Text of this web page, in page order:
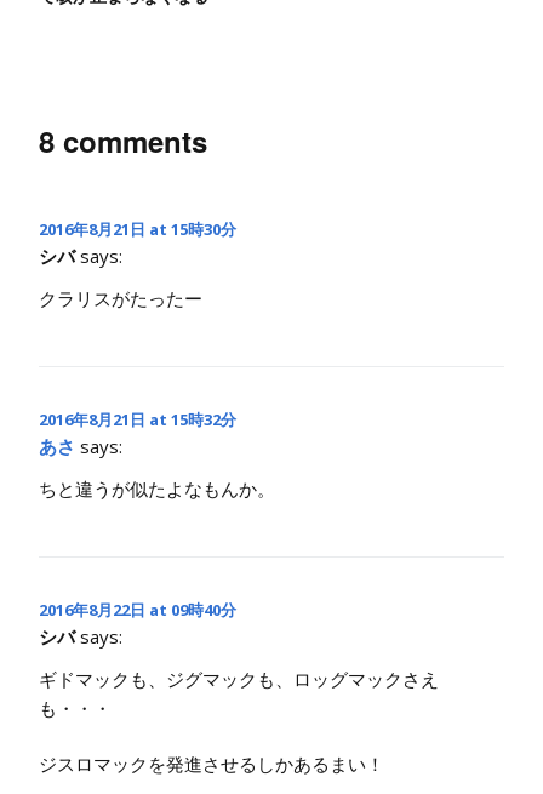
8 comments
2016年8月21日 at 15時30分
シバ says:
クラリスがたったー
2016年8月21日 at 15時32分
あさ says:
ちと違うが似たよなもんか。
2016年8月22日 at 09時40分
シバ says:
ギドマックも、ジグマックも、ロッグマックさえ
も・・・
ジスロマックを発進させるしかあるまい！